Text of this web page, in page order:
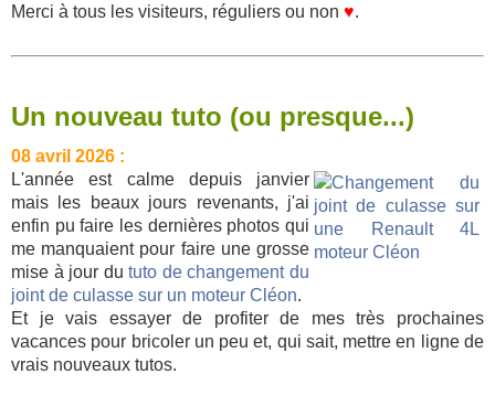
Merci à tous les visiteurs, réguliers ou non ♥.
Un nouveau tuto (ou presque...)
08 avril 2026 :
L'année est calme depuis janvier
mais les beaux jours revenants, j'ai
enfin pu faire les dernières photos qui
me manquaient pour faire une grosse
mise à jour dututo de changement du
joint de culasse sur un moteur Cléon.
Et je vais essayer de profiter de mes très prochaines
vacances pour bricoler un peu et, qui sait, mettre en ligne de
vrais nouveaux tutos.